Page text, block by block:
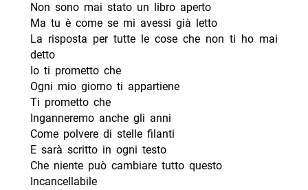
Non sono mai stato un libro aperto
Ma tu è come se mi avessi già letto
La risposta per tutte le cose che non ti ho mai
detto
Io ti prometto che
Ogni mio giorno ti appartiene
Ti prometto che
Inganneremo anche gli anni
Come polvere di stelle filanti
E sarà scritto in ogni testo
Che niente può cambiare tutto questo
Incancellabile